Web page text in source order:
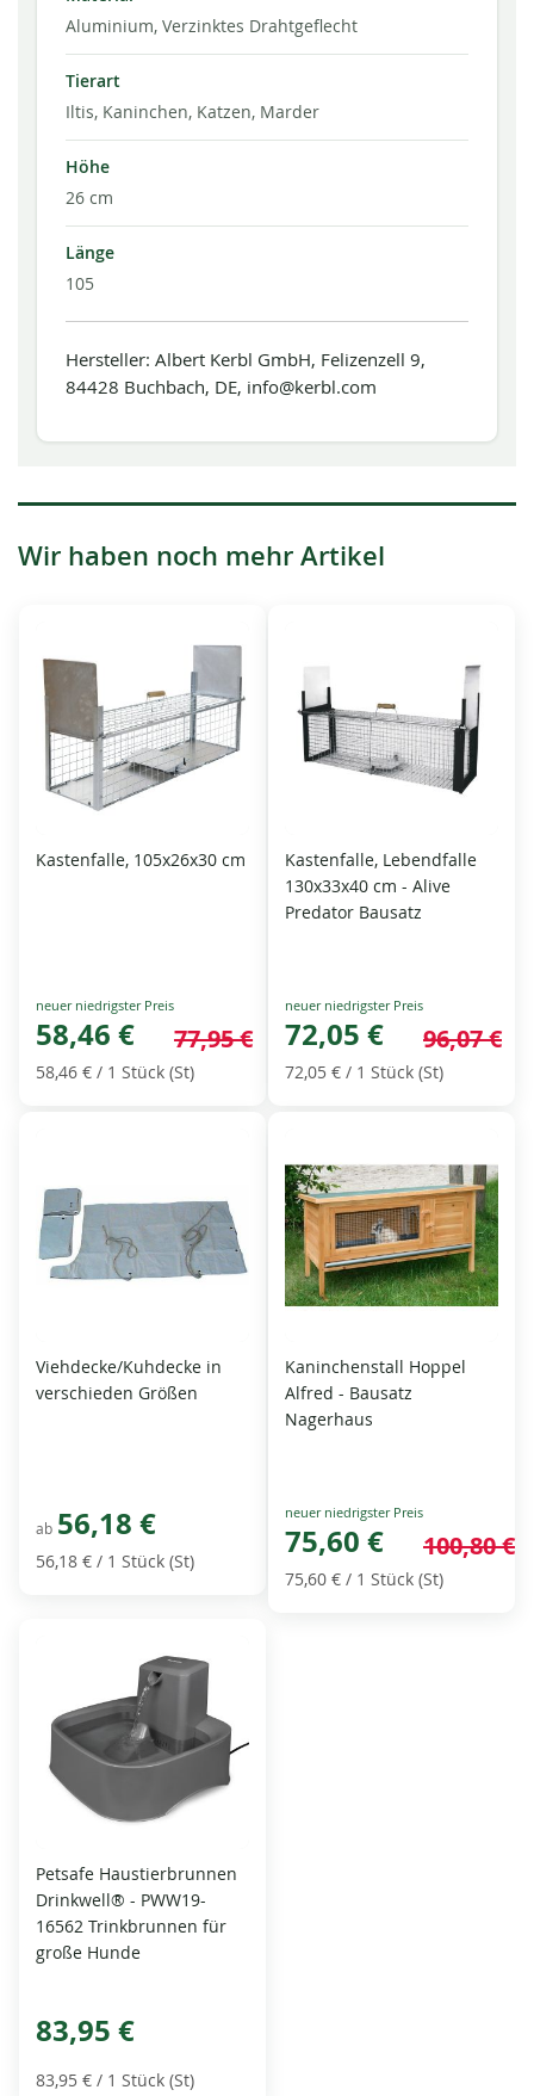
Aluminium, Verzinktes Drahtgeflecht
Tierart
Iltis, Kaninchen, Katzen, Marder
Höhe
26 cm
Länge
105
Hersteller: Albert Kerbl GmbH, Felizenzell 9,
84428 Buchbach, DE, info@kerbl.com
Wir haben noch mehr Artikel
Kastenfalle, 105x26x30 cm
Special
Price
58,46 € 77,95 €
58,46 € / 1 Stück (St)
Kastenfalle, Lebendfalle
130x33x40 cm - Alive
Predator Bausatz
Special
Price
72,05 € 96,07 €
72,05 € / 1 Stück (St)
Viehdecke/Kuhdecke in
verschieden Größen
ab 56,18 €
56,18 € / 1 Stück (St)
Kaninchenstall Hoppel
Alfred - Bausatz
Nagerhaus
Special
Price
75,60 € 100,80 €
75,60 € / 1 Stück (St)
Petsafe Haustierbrunnen
Drinkwell® - PWW19-
16562 Trinkbrunnen für
große Hunde
83,95 €
83,95 € / 1 Stück (St)